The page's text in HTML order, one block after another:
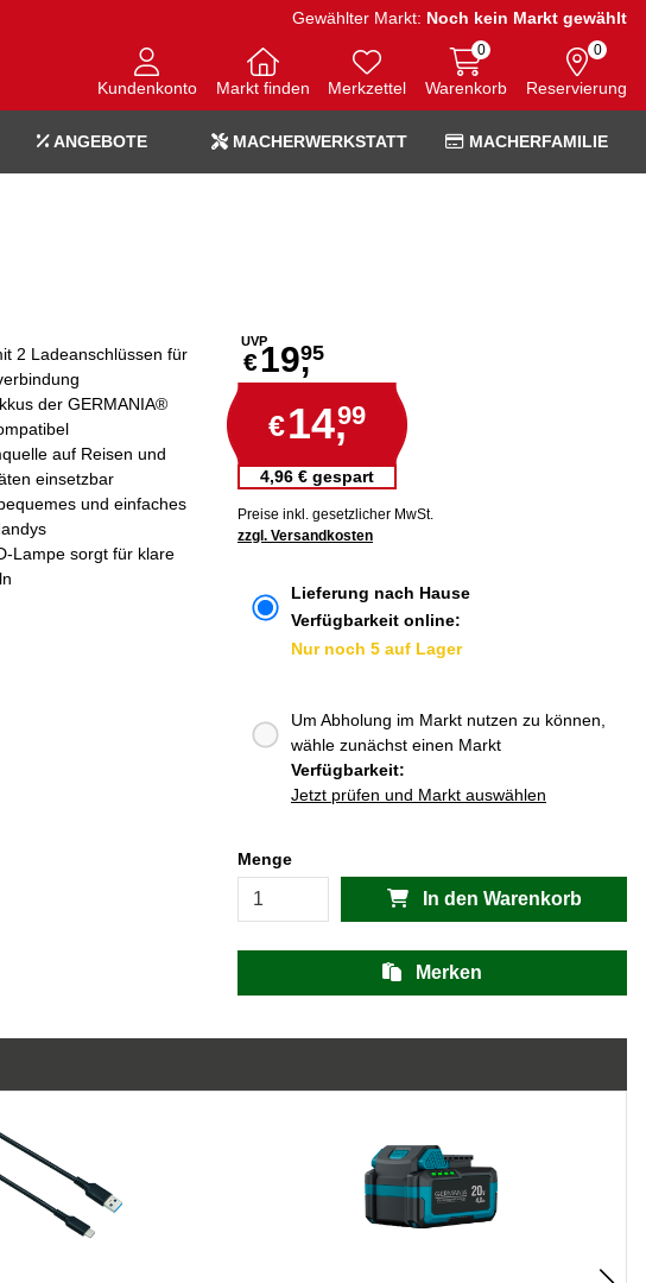
Gewählter Markt: Noch kein Markt gewählt
Kundenkonto Markt finden Merkzettel Warenkorb
0
Reservierung
0
ANGEBOTE MACHERWERKSTATT MACHERFAMILIE
UVP
€19,95
€14,99
4,96 € gespart
Preise inkl. gesetzlicher MwSt.
zzgl. Versandkosten
2 Ladeanschlüssen für
der GERMANIA®
auf Reisen und
einsetzbar
und einfaches
Lampe sorgt für klare
Lieferung nach Hause
Verfügbarkeit online:
Nur noch 5 auf Lager
Um Abholung im Markt nutzen zu können,
wähle zunächst einen Markt
Verfügbarkeit:
Jetzt prüfen und Markt auswählen
Menge
In den Warenkorb
Merken